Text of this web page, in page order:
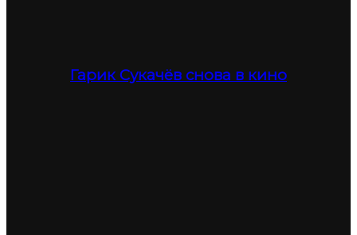
Гарик Сукачёв снова в кино